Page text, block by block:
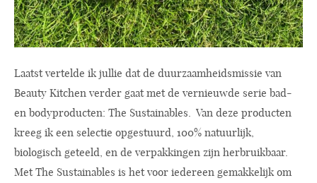
Laatst vertelde ik jullie dat de duurzaamheidsmissie van
Beauty Kitchen verder gaat met de vernieuwde serie bad-
en bodyproducten: The Sustainables. Van deze producten
kreeg ik een selectie opgestuurd, 100% natuurlijk,
biologisch geteeld, en de verpakkingen zijn herbruikbaar.
Met The Sustainables is het voor iedereen gemakkelijk om